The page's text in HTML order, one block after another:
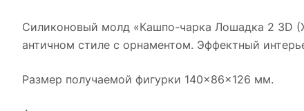
Силиконовый молд «Кашпо-чарка Лошадка 2 3D
античном стиле с орнаментом. Эффектный
Размер получаемой фигурки 140×86×126 мм.